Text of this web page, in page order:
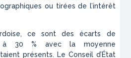
ou tirées de l’intérêt
ce sont des écarts de
30 % avec la moyenne
présents. Le Conseil d’État